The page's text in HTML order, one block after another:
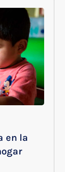
en la